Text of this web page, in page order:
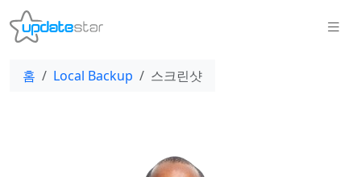
홈 Local Backup 스크린샷